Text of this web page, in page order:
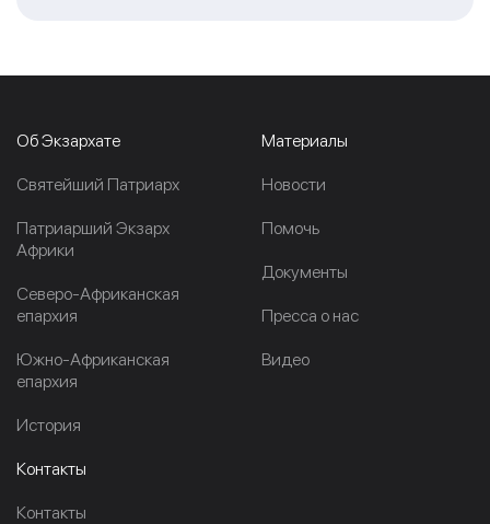
Об Экзархате
Cвятейший Патриарх
Патриарший Экзарх
Африки
Северо-Африканская
епархия
Южно-Африканская
епархия
История
Материалы
Новости
Помочь
Документы
Пресса о нас
Видео
Контакты
Контакты